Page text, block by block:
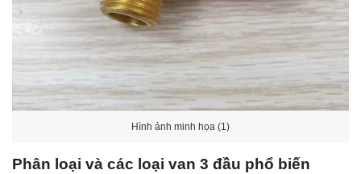
Hình ảnh minh họa (1)
Phân loại và các loại van 3 đầu phổ biến